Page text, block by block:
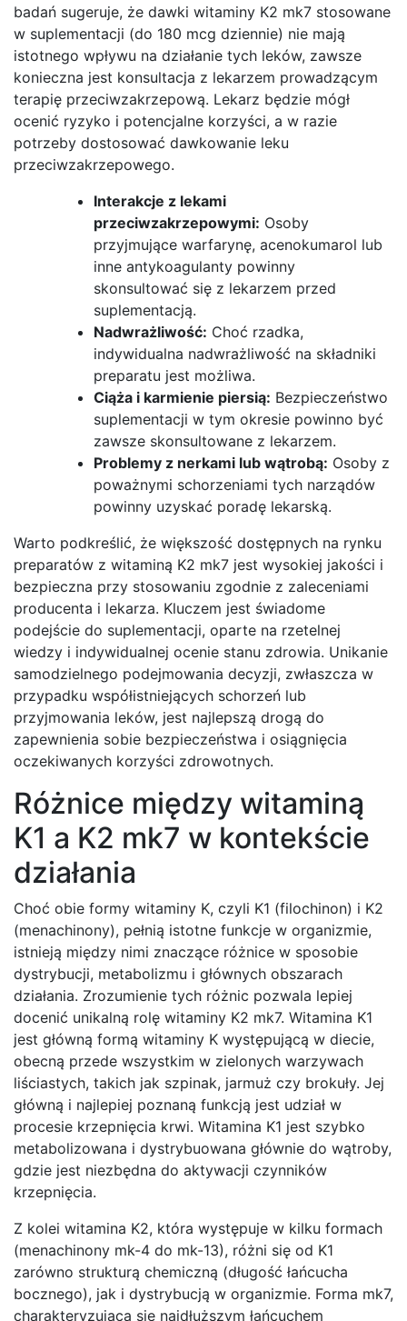
badań sugeruje, że dawki witaminy K2 mk7 stosowane
w suplementacji (do 180 mcg dziennie) nie mają
istotnego wpływu na działanie tych leków, zawsze
konieczna jest konsultacja z lekarzem prowadzącym
terapię przeciwzakrzepową. Lekarz będzie mógł
ocenić ryzyko i potencjalne korzyści, a w razie
potrzeby dostosować dawkowanie leku
przeciwzakrzepowego.
Interakcje z lekami
przeciwzakrzepowymi: Osoby
przyjmujące warfarynę, acenokumarol lub
inne antykoagulanty powinny
skonsultować się z lekarzem przed
suplementacją.
Nadwrażliwość: Choć rzadka,
indywidualna nadwrażliwość na składniki
preparatu jest możliwa.
Ciąża i karmienie piersią: Bezpieczeństwo
suplementacji w tym okresie powinno być
zawsze skonsultowane z lekarzem.
Problemy z nerkami lub wątrobą: Osoby z
poważnymi schorzeniami tych narządów
powinny uzyskać poradę lekarską.
Warto podkreślić, że większość dostępnych na rynku
preparatów z witaminą K2 mk7 jest wysokiej jakości i
bezpieczna przy stosowaniu zgodnie z zaleceniami
producenta i lekarza. Kluczem jest świadome
podejście do suplementacji, oparte na rzetelnej
wiedzy i indywidualnej ocenie stanu zdrowia. Unikanie
samodzielnego podejmowania decyzji, zwłaszcza w
przypadku współistniejących schorzeń lub
przyjmowania leków, jest najlepszą drogą do
zapewnienia sobie bezpieczeństwa i osiągnięcia
oczekiwanych korzyści zdrowotnych.
Różnice między witaminą
K1 a K2 mk7 w kontekście
działania
Choć obie formy witaminy K, czyli K1 (filochinon) i K2
(menachinony), pełnią istotne funkcje w organizmie,
istnieją między nimi znaczące różnice w sposobie
dystrybucji, metabolizmu i głównych obszarach
działania. Zrozumienie tych różnic pozwala lepiej
docenić unikalną rolę witaminy K2 mk7. Witamina K1
jest główną formą witaminy K występującą w diecie,
obecną przede wszystkim w zielonych warzywach
liściastych, takich jak szpinak, jarmuż czy brokuły. Jej
główną i najlepiej poznaną funkcją jest udział w
procesie krzepnięcia krwi. Witamina K1 jest szybko
metabolizowana i dystrybuowana głównie do wątroby,
gdzie jest niezbędna do aktywacji czynników
krzepnięcia.
Z kolei witamina K2, która występuje w kilku formach
(menachinony mk-4 do mk-13), różni się od K1
zarówno strukturą chemiczną (długość łańcucha
bocznego), jak i dystrybucją w organizmie. Forma mk7,
charakteryzująca się najdłuższym łańcuchem